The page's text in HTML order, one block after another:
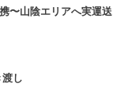
〜山陰エリアへ実運送
し